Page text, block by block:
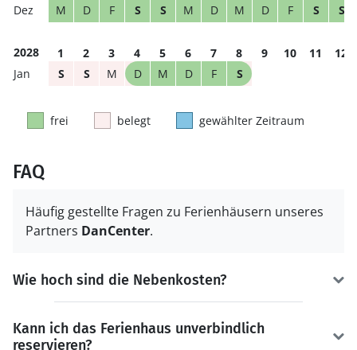
M D F S S M D M D F S S
2028 1 2 3 4 5 6 7 8 9 10 11
12
S
S M D M D F S
frei belegt gewählter Zeitraum
FAQ
Häufig gestellte Fragen zu Ferienhäusern unseres
Partners DanCenter.
Wie hoch sind die Nebenkosten?
Kann ich das Ferienhaus unverbindlich
reservieren?